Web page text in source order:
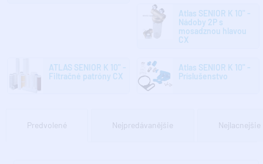
Atlas SENIOR K 10" -
Nádoby 2P s
mosadznou hlavou
CX
ATLAS SENIOR K 10" -
Filtračné patróny CX
Atlas SENIOR K 10" -
Príslušenstvo
Predvolené Nejpredávanějšie Nejlacnejšie